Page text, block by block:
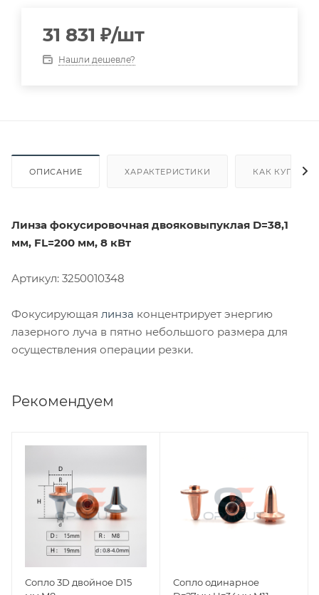
31 831 ₽/шт
Нашли дешевле?
ОПИСАНИЕ ХАРАКТЕРИСТИКИ КАК КУПИТЬ
Линза фокусировочная двояковыпуклая D=38,1
мм, FL=200 мм, 8 кВт
Артикул: 3250010348
Фокусирующая линза концентрирует энергию
лазерного луча в пятно небольшого размера для
осуществления операции резки.
Рекомендуем
Сопло 3D двойное D15
Сопло одинарное